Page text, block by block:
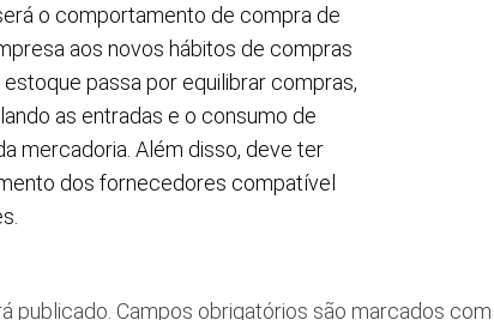
o comportamento de compra de
aos novos hábitos de compras
passa por equilibrar compras,
as entradas e o consumo de
mercadoria. Além disso, deve ter
dos fornecedores compatível
publicado. Campos obrigatórios são marcados com